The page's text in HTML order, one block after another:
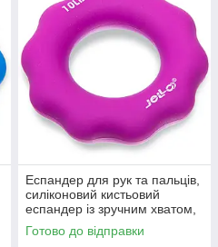
Еспандер для рук та пальців,
силіконовий кистьовий
еспандер із зручним хватом,
JELLO, навантаження 10LB,
4,5 кг
Готово до відправки